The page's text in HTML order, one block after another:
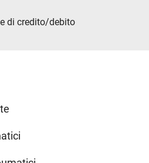
di credito/debito